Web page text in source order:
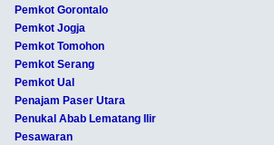
Pemkot Gorontalo
Pemkot Jogja
Pemkot Tomohon
Pemkot Serang
Pemkot Ual
Penajam Paser Utara
Penukal Abab Lematang Ilir
Pesawaran